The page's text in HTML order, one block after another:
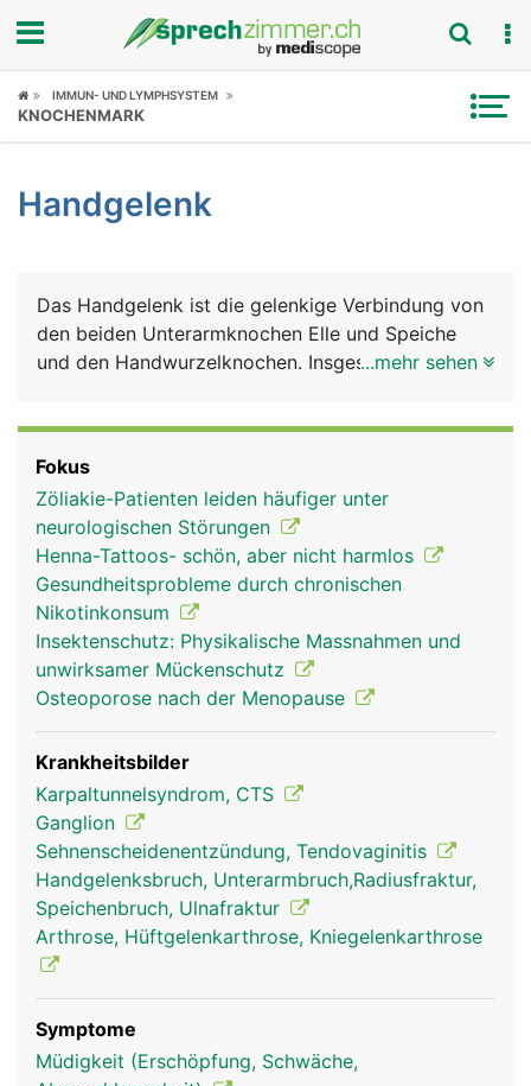
Fokus
Symptome
News
Rubriken
IMMUN- UND LYMPHSYSTEM
KNOCHENMARK
Handgelenk
Das Handgelenk ist die gelenkige Verbindung von
den beiden Unterarmknochen Elle und Speiche
und den Handwurzelknochen. Insgesamt gibt es 8
überzogen und werden von Bändern
zusammengehalten. Weitere feste Bänder
verbinden die Handwurzelknochen mit der Elle und
Speiche und stabilisieren das Handgelenk. Durch
den Handwurzelkanal (Karpaltunnel) laufen Nerven
sowie die Muskelsehnen der Unterarmmuskeln, mit
denen die Finger bewegt werden.
Handgelenk Frau Handgelenk Mann
...mehr sehen
Fokus
Zöliakie-Patienten leiden häufiger unter
neurologischen Störungen
Henna-Tattoos- schön, aber nicht harmlos
Gesundheitsprobleme durch chronischen
Nikotinkonsum
Insektenschutz: Physikalische Massnahmen und
unwirksamer Mückenschutz
Osteoporose nach der Menopause
Krankheitsbilder
Karpaltunnelsyndrom, CTS
Ganglion
Sehnenscheidenentzündung, Tendovaginitis
Handgelenksbruch, Unterarmbruch,Radiusfraktur,
Speichenbruch, Ulnafraktur
Arthrose, Hüftgelenkarthrose, Kniegelenkarthrose
Symptome
Müdigkeit (Erschöpfung, Schwäche,